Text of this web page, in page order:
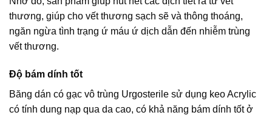
thương, giúp cho vết thương sạch sẽ và thông thoáng,
ngăn ngừa tình trạng ứ máu ứ dịch dẫn đến nhiễm trùng
vết thương.
Độ bám dính tốt
Băng dán có gạc vô trùng Urgosterile sử dụng keo Acrylic
có tính dung nạp qua da cao, có khả năng bám dính tốt ở